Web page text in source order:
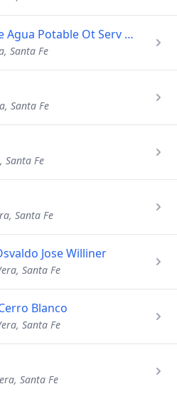
Cooperativa de Obras de Agua Potable Ot Serv Publ Asist de e
Santa Fe
Santa Fe
Santa Fe
Santa Fe
Jose Williner
Santa Fe
Blanco
Santa Fe
Santa Fe